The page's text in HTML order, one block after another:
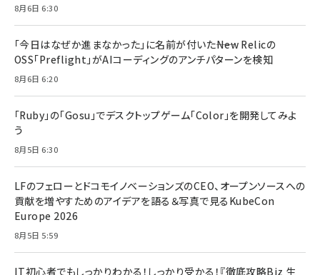
8月6日 6:30
「今日はなぜか進まなかった」に名前が付いた――New Relicの
OSS「Preflight」がAIコーディングのアンチパターンを検知
8月6日 6:20
「Ruby」の「Gosu」でデスクトップゲーム「Color」を開発してみよ
う
8月5日 6:30
LFのフェローとドコモイノベーションズのCEO、オープンソースへの
貢献を増やすためのアイデアを語る＆写真で見るKubeCon
Europe 2026
8月5日 5:59
IT初心者でもしっかりわかる！しっかり受かる！『徹底攻略Biz 生